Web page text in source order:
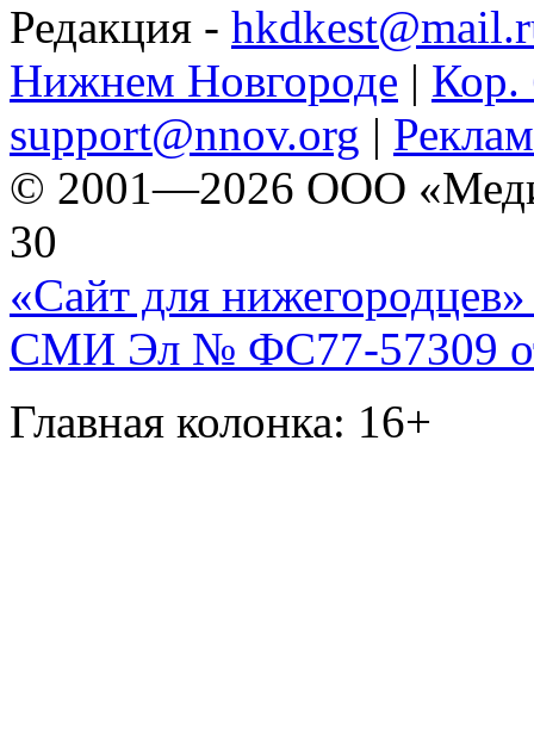
Редакция -
Нижнем Новгороде | Кор.
support@nnov.org |
© 2001—2026 ООО
30
«Сайт для нижегородцев»
СМИ Эл № ФС77-57309
Главная колонка: 16+